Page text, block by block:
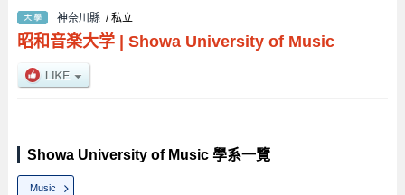
神奈川縣 / 私立
昭和音楽大学| Showa University of Music
Showa University of Music 學系一覽
Music